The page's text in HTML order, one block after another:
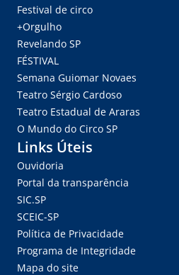
Festival de circo
+Orgulho
Revelando SP
FÉSTIVAL
Semana Guiomar Novaes
Teatro Sérgio Cardoso
Teatro Estadual de Araras
O Mundo do Circo SP
Links Úteis
Ouvidoria
Portal da transparência
SIC.SP
SCEIC-SP
Política de Privacidade
Programa de Integridade
Mapa do site